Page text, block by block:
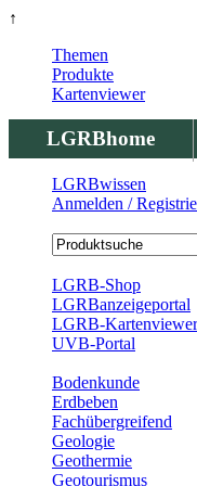
↑
LGRBhome
Themen
Produkte
Kartenviewer
LGRBwissen
Anmelden /
LGRB-Shop
LGRBanzeigeportal
LGRB-Kartenviewer
UVB-Portal
Bodenkunde
Erdbeben
Fachübergreifend
Geologie
Geothermie
Geotourismus